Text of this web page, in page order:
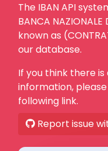
The IBAN API
BANCA
known as
our database.
If you think there
information,
following link.
Report issue